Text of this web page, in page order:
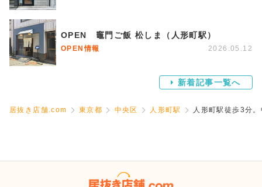
OPEN 竈門ご飯 松しま（人形町駅）
OPEN情報 2026.05.12
新着記事一覧へ
居抜き店舗.com 東京都 中央区 人形町駅 人形町駅徒歩3分